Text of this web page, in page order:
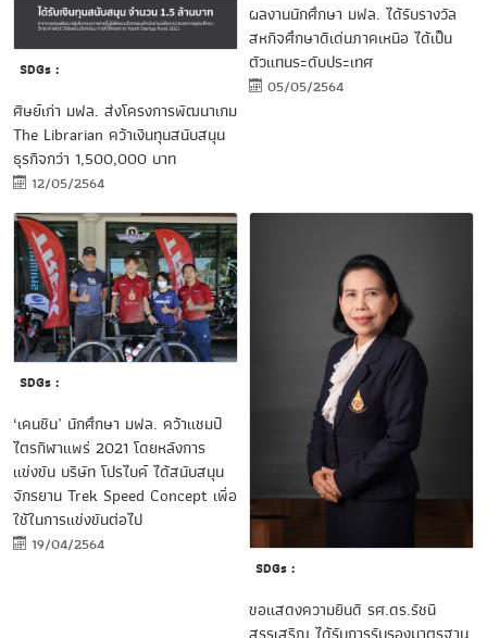
SDGs :
ศิษย์เก่า มฟล. ส่งโครงการพัฒนาเกม
The Librarian คว้าเงินทุนสนับสนุน
ธุรกิจกว่า 1,500,000 บาท
12/05/2564
ผลงานนักศึกษา มฟล. ได้รับรางวัล
สหกิจศึกษาดีเด่นภาคเหนือ ได้เป็น
ตัวแทนระดับประเทศ
05/05/2564
SDGs :
‘เคนชิน’ นักศึกษา มฟล. คว้าแชมป์
ไตรกีฬาแพร่ 2021 โดยหลังการ
แข่งขัน บริษัท โปรไบค์ ได้สนับสนุน
จักรยาน Trek Speed Concept เพื่อ
ใช้ในการแข่งขันต่อไป
19/04/2564
SDGs :
ประชาสัมพันธ์
ขอแสดงความยินดี รศ.ดร.รัชนี